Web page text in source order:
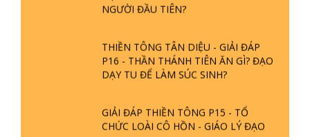
NGƯỜI ĐẦU TIÊN?
THIỀN TÔNG TÂN DIỆU - GIẢI ĐÁP
P16 - THẦN THÁNH TIÊN ĂN GÌ? ĐẠO
DẠY TU ĐỂ LÀM SÚC SINH?
GIẢI ĐÁP THIỀN TÔNG P15 - TỔ
CHỨC LOÀI CÔ HỒN - GIÁO LÝ ĐẠO